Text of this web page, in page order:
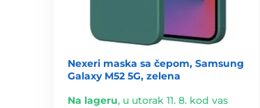
Nexeri maska sa čepom, Samsung
Galaxy M52 5G, zelena
Na lageru, u utorak 11. 8. kod vas